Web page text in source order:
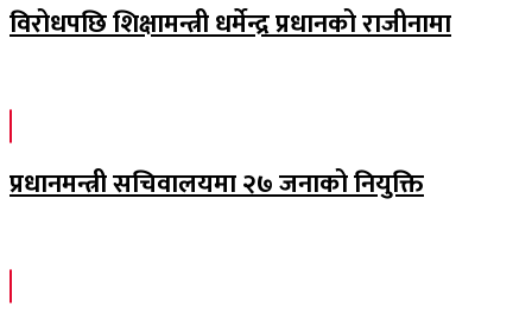
विरोधपछि शिक्षामन्त्री धर्मेन्द्र प्रधानको राजीनामा
प्रधानमन्त्री सचिवालयमा २७ जनाको नियुक्ति